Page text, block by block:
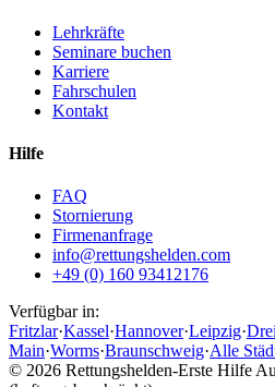
Lehrkräfte
Seminare buchen
Karriere
Fahrschulen
Kontakt
Hilfe
FAQ
Stornierung
Firmenanfrage
info@rettungshelden.com
+49 (0) 160 93412176
Verfügbar in:
Fritzlar·Kassel·Hannover·Leipzig·
Main·Worms·Braunschweig·Alle
© 2026 Rettungshelden-Erste Hilfe